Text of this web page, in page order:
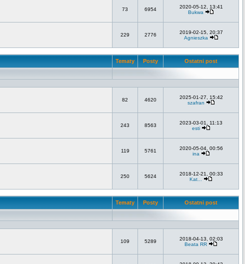
73 6954
2020-05-12, 13:41
Bukwa
229 2776
2019-02-15, 20:37
Agnieszka
Tematy Posty Ostatni post
82 4620
2025-01-27, 15:42
szafran
243 8563
2023-03-01, 11:13
esti
119 5761
2020-05-04, 00:56
ina
250 5624
2018-12-21, 00:33
Kat...
Tematy Posty Ostatni post
109 5289
2018-04-13, 02:03
Beata RR